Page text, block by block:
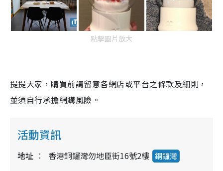
點擊圖片放大
提提大家，購買前請留意各網店或平台之條款及細則，
並須自行承擔網購風險。
活動資訊
地址 香港銅鑼灣勿地臣街16號2樓 銅鑼灣